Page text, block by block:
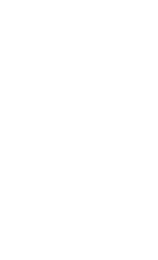
your cellphone Customize your